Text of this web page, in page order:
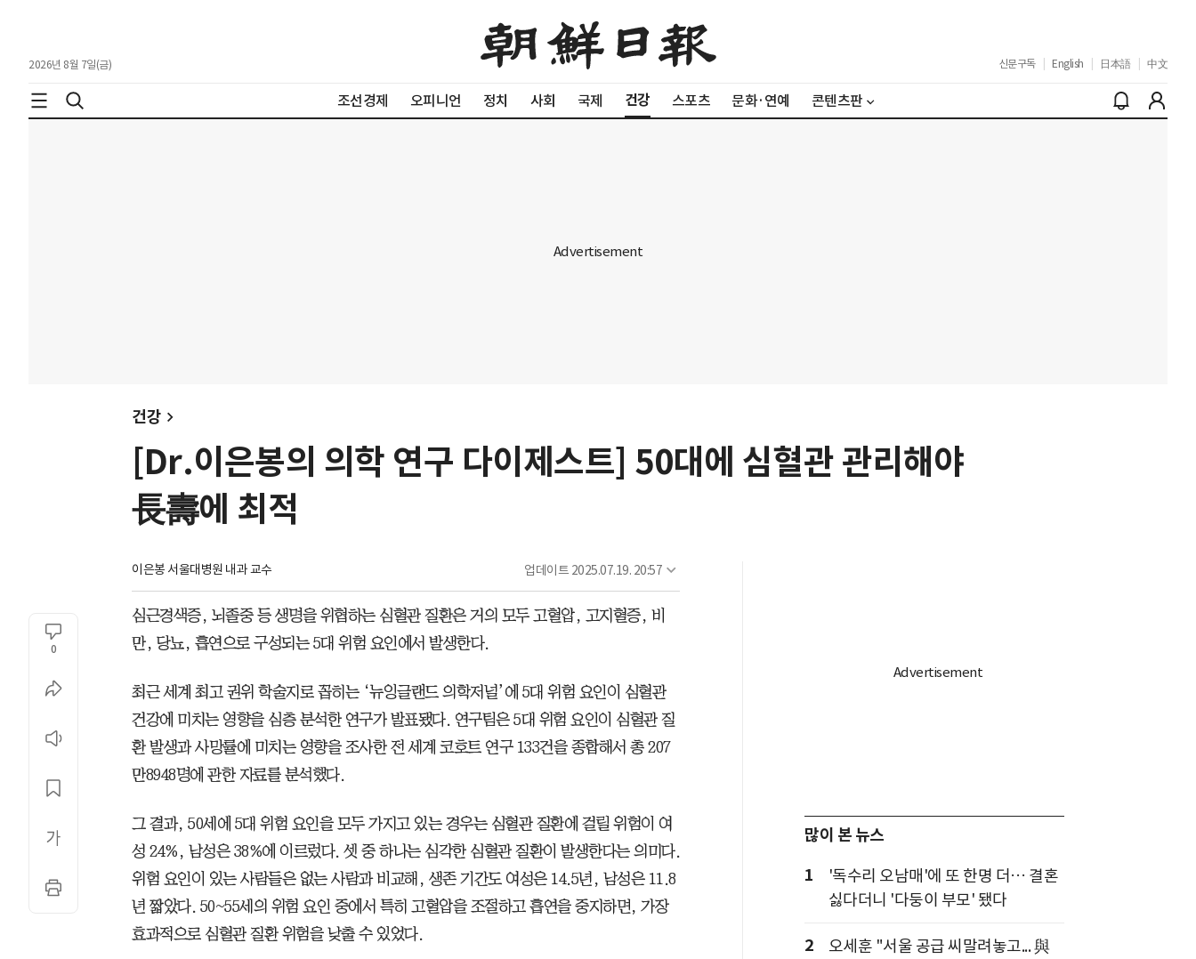
2026년 8월 7일(금) 신문구독 English 日本語 中文
조선경제 오피니언 정치 사회 국제 건강 스포츠 문화·연예 콘텐츠판
건강
[Dr.이은봉의 의학 연구 다이제스트] 50대에 심혈관 관리해야
長壽에 최적
이은봉 서울대병원 내과 교수 업데이트 2025.07.19. 20:57
0
심근경색증, 뇌졸중 등 생명을 위협하는 심혈관 질환은 거의 모두 고혈압, 고지혈증, 비
만, 당뇨, 흡연으로 구성되는 5대 위험 요인에서 발생한다.
최근 세계 최고 권위 학술지로 꼽히는 ‘뉴잉글랜드 의학저널’에 5대 위험 요인이 심혈관
건강에 미치는 영향을 심층 분석한 연구가 발표됐다. 연구팀은 5대 위험 요인이 심혈관 질
환 발생과 사망률에 미치는 영향을 조사한 전 세계 코호트 연구 133건을 종합해서 총 207
만8948명에 관한 자료를 분석했다.
그 결과, 50세에 5대 위험 요인을 모두 가지고 있는 경우는 심혈관 질환에 걸릴 위험이 여
성 24%, 남성은 38%에 이르렀다. 셋 중 하나는 심각한 심혈관 질환이 발생한다는 의미다.
위험 요인이 있는 사람들은 없는 사람과 비교해, 생존 기간도 여성은 14.5년, 남성은 11.8
년 짧았다. 50~55세의 위험 요인 중에서 특히 고혈압을 조절하고 흡연을 중지하면, 가장
효과적으로 심혈관 질환 위험을 낮출 수 있었다.
많이 본 뉴스
1
'독수리 오남매'에 또 한명 더… 결혼
싫다더니 '다둥이 부모' 됐다
2
오세훈 "서울 공급 씨말려놓고... 與